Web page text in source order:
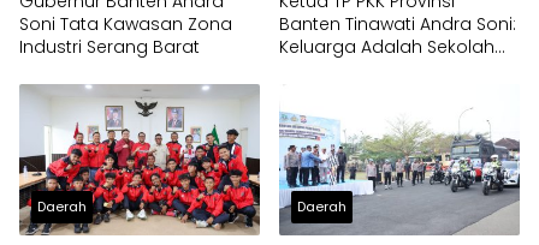
Soni Tata Kawasan Zona
Industri Serang Barat
Banten Tinawati Andra Soni:
Keluarga Adalah Sekolah
Daerah Daerah